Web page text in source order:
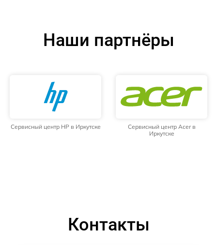
Наши партнёры
Сервисный центр HP в Иркутске
Сервисный центр Acer в
Иркутске
Контакты